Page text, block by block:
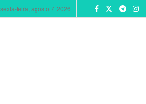
sexta-feira, agosto 7, 2026